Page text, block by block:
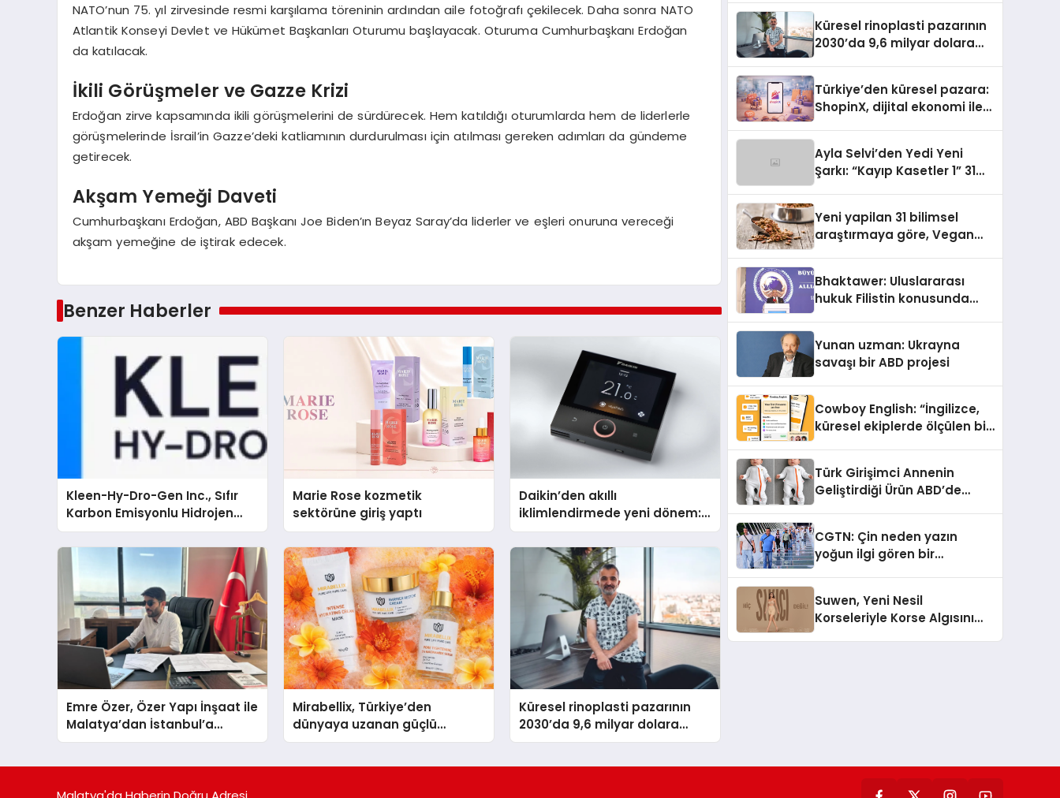
NATO’nun 75. yıl zirvesinde resmi karşılama töreninin ardından aile fotoğrafı çekilecek. Daha sonra NATO
Atlantik Konseyi Devlet ve Hükümet Başkanları Oturumu başlayacak. Oturuma Cumhurbaşkanı Erdoğan
da katılacak.
İkili Görüşmeler ve Gazze Krizi
Erdoğan zirve kapsamında ikili görüşmelerini de sürdürecek. Hem katıldığı oturumlarda hem de liderlerle
görüşmelerinde İsrail’in Gazze’deki katliamının durdurulması için atılması gereken adımları da gündeme
getirecek.
Akşam Yemeği Daveti
Cumhurbaşkanı Erdoğan, ABD Başkanı Joe Biden’ın Beyaz Saray’da liderler ve eşleri onuruna vereceği
akşam yemeğine de iştirak edecek.
Benzer Haberler
Kleen-Hy-Dro-Gen Inc., Sıfır
Karbon Emisyonlu Hidrojen
Isıtma Teknolojisinde ISO ve
TSSA Düzenleyici Onaylarını
Aldı
Marie Rose kozmetik
sektörüne giriş yaptı
Daikin’den akıllı
iklimlendirmede yeni dönem:
Madoka Plus Türkiye’de
Emre Özer, Özer Yapı İnşaat ile
Malatya’dan İstanbul’a
Uzanan Başarı Hikâyesi
Mirabellix, Türkiye’den
dünyaya uzanan güçlü
büyümesini sürdürüyor
Küresel rinoplasti pazarının
2030’da 9,6 milyar dolara
ulaşması bekleniyor
Küresel rinoplasti pazarının
2030’da 9,6 milyar dolara
Türkiye’den küresel pazara:
ShopinX, dijital ekonomi ile
Ayla Selvi’den Yedi Yeni
Şarkı: “Kayıp Kasetler 1” 31
Yeni yapilan 31 bilimsel
araştırmaya göre, Vegan
Sindirildiğini Ortaya Koydu
Bhaktawer: Uluslararası
hukuk Filistin konusunda
Yunan uzman: Ukrayna
savaşı bir ABD projesi
Cowboy English: “İngilizce,
küresel ekiplerde ölçülen bir
Türk Girişimci Annenin
Geliştirdiği Ürün ABD’de
Açısı Getiriyor.
CGTN: Çin neden yazın
yoğun ilgi gören bir
Suwen, Yeni Nesil
Korseleriyle Korse Algısını